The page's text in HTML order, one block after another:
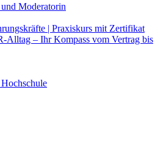
Moderatorin
| Praxiskurs mit Zertifikat
Alltag – Ihr Kompass vom Vertrag bis